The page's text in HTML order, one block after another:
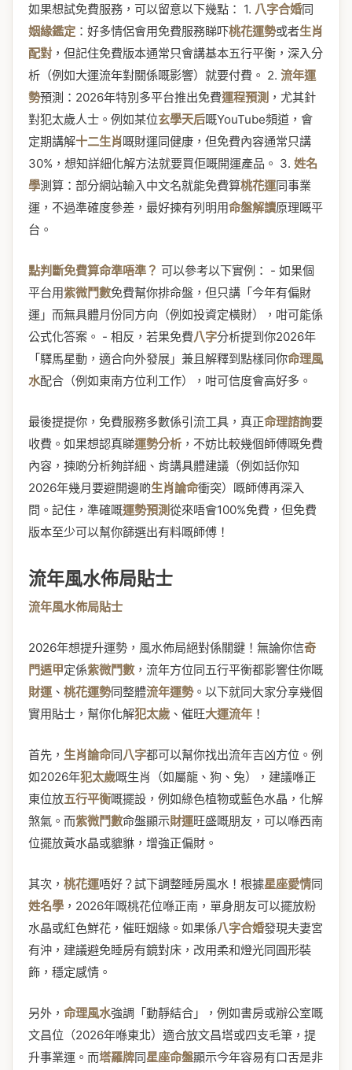
如果想試免費服務，可以留意以下幾點： 1. 八字合婚同
姻緣鑑定 ：好多情侶會用免費服務睇吓桃花運勢或者生肖
配對 ，但記住免費版本通常只會講基本五行平衡，深入分
析（例如大運流年對關係嘅影響）就要付費。 2. 流年運
勢預測：2026年特別多平台推出免費運程預測 ，尤其針
對犯太歲人士。例如某位玄學天后嘅YouTube頻道，會
定期講解十二生肖嘅財運同健康，但免費內容通常只講
30%，想知詳細化解方法就要買佢嘅開運產品。 3. 姓名
學測算：部分網站輸入中文名就能免費算桃花運同事業
運，不過準確度參差，最好揀有列明用命盤解讀原理嘅平
台。
點判斷免費算命準唔準？ 可以參考以下實例： - 如果個
平台用紫微鬥數免費幫你排命盤，但只講「今年有偏財
運」而無具體月份同方向（例如投資定橫財），咁可能係
公式化答案。 - 相反，若果免費八字分析提到你2026年
「驛馬星動，適合向外發展」兼且解釋到點樣同你命理風
水配合（例如東南方位利工作），咁可信度會高好多。
最後提提你，免費服務多數係引流工具，真正命理諮詢要
收費。如果想認真睇運勢分析 ，不妨比較幾個師傅嘅免費
內容，揀啲分析夠詳細、肯講具體建議（例如話你知
2026年幾月要避開邊啲生肖論命衝突）嘅師傅再深入
問。記住，準確嘅運勢預測從來唔會100%免費，但免費
版本至少可以幫你篩選出有料嘅師傅！
流年風水佈局貼士
流年風水佈局貼士
2026年想提升運勢，風水佈局絕對係關鍵！無論你信奇
門遁甲定係紫微鬥數，流年方位同五行平衡都影響住你嘅
財運 、 桃花運勢同整體流年運勢。以下就同大家分享幾個
實用貼士，幫你化解犯太歲 、催旺大運流年 ！
首先， 生肖論命同八字都可以幫你找出流年吉凶方位。例
如2026年犯太歲嘅生肖（如屬龍、狗、兔），建議喺正
東位放五行平衡嘅擺設，例如綠色植物或藍色水晶，化解
煞氣。而紫微鬥數命盤顯示財運旺盛嘅朋友，可以喺西南
位擺放黃水晶或貔貅，增強正偏財。
其次， 桃花運唔好？試下調整睡房風水！根據星座愛情同
姓名學 ，2026年嘅桃花位喺正南，單身朋友可以擺放粉
水晶或紅色鮮花，催旺姻緣。如果係八字合婚發現夫妻宮
有沖，建議避免睡房有鏡對床，改用柔和燈光同圓形裝
飾，穩定感情。
另外， 命理風水強調「動靜結合」，例如書房或辦公室嘅
文昌位（2026年喺東北）適合放文昌塔或四支毛筆，提
升事業運。而塔羅牌同星座命盤顯示今年容易有口舌是非